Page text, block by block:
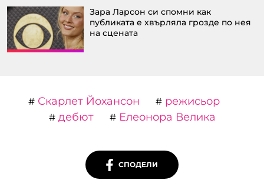
Зара Ларсон си спомни как
публиката е хвърляла грозде по нея
на сцената
# Скарлет Йохансон # режисьор
#дебют #Елеонора Велика
СПОДЕЛИ